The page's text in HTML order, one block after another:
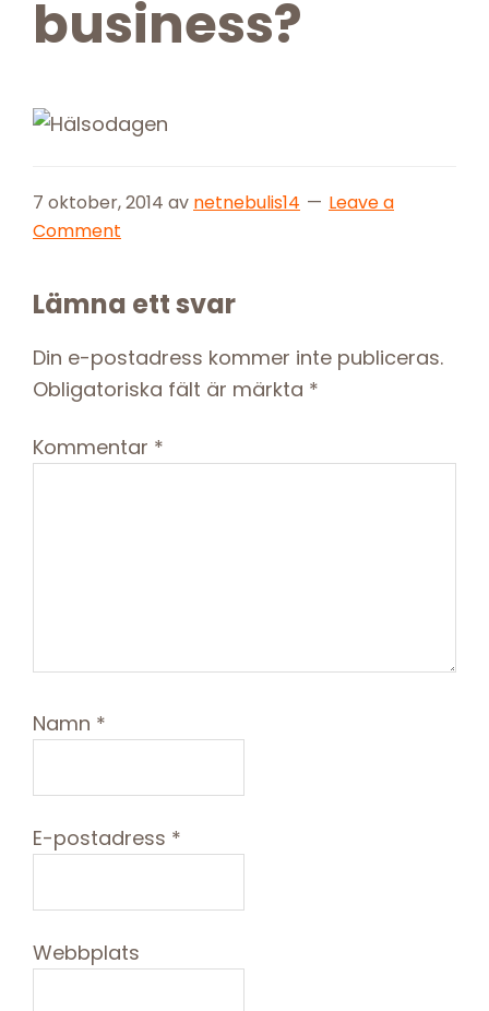
business?
7 oktober, 2014 av netnebulis14
Leave a
Comment
Reader
Interactions
Lämna ett svar
Din e-postadress kommer inte publiceras.
Obligatoriska fält är märkta *
Kommentar *
Namn *
E-postadress *
Webbplats